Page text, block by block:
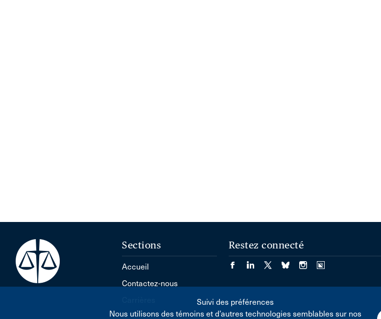
Sections
Accueil
Contactez-nous
Restez connecté
Suivi des préférences
Nous utilisons des témoins et d’autres technologies semblables sur nos